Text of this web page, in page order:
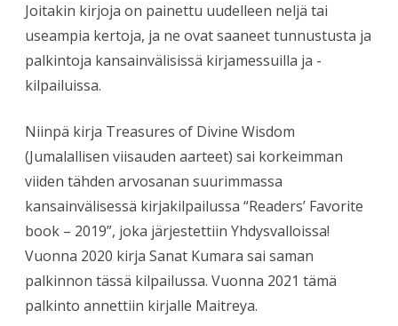
Joitakin kirjoja on painettu uudelleen neljä tai
useampia kertoja, ja ne ovat saaneet tunnustusta ja
palkintoja kansainvälisissä kirjamessuilla ja -
kilpailuissa.
Niinpä kirja Treasures of Divine Wisdom
(Jumalallisen viisauden aarteet) sai korkeimman
viiden tähden arvosanan suurimmassa
kansainvälisessä kirjakilpailussa “Readers’ Favorite
book – 2019”, joka järjestettiin Yhdysvalloissa!
Vuonna 2020 kirja Sanat Kumara sai saman
palkinnon tässä kilpailussa. Vuonna 2021 tämä
palkinto annettiin kirjalle Maitreya.